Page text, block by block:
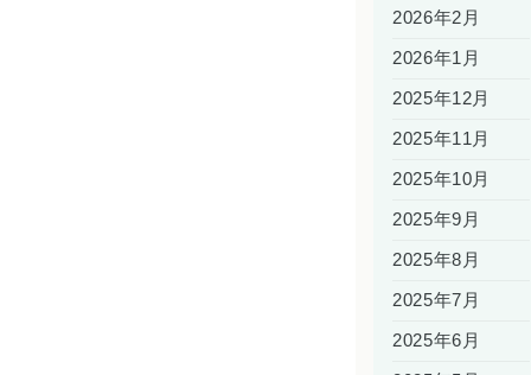
2026年2月
2026年1月
2025年12月
2025年11月
2025年10月
2025年9月
2025年8月
2025年7月
2025年6月